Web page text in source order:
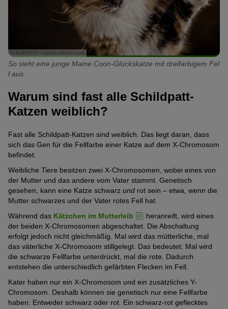
© #CRTVTY / stock.adobe.com
So sieht eine junge Maine Coon-Glückskatze mit dreifarbigem Fel
l aus.
Warum sind fast alle Schildpatt-
Katzen weiblich?
Fast alle Schildpatt-Katzen sind weiblich. Das liegt daran, dass
sich das Gen für die Fellfarbe einer Katze auf dem X-Chromosom
befindet.
Weibliche Tiere besitzen zwei X-Chromosomen, wobei eines von
der Mutter und das andere vom Vater stammt. Genetisch
gesehen, kann eine Katze schwarz und rot sein – etwa, wenn die
Mutter schwarzes und der Vater rotes Fell hat.
Während das Kätzchen im Mutterleib
heranreift, wird eines
der beiden X-Chromosomen abgeschaltet. Die Abschaltung
erfolgt jedoch nicht gleichmäßig. Mal wird das mütterliche, mal
das väterliche X-Chromosom stillgelegt. Das bedeutet: Mal wird
die schwarze Fellfarbe unterdrückt, mal die rote. Dadurch
entstehen die unterschiedlich gefärbten Flecken im Fell.
Kater haben nur ein X-Chromosom und ein zusätzliches Y-
Chromosom. Deshalb können sie genetisch nur eine Fellfarbe
haben: Entweder schwarz oder rot. Ein schwarz-rot geflecktes